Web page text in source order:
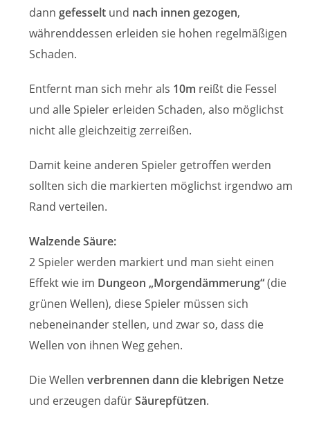
dann gefesselt und nach innen gezogen,
währenddessen erleiden sie hohen regelmäßigen
Schaden.
Entfernt man sich mehr als 10m reißt die Fessel
und alle Spieler erleiden Schaden, also möglichst
nicht alle gleichzeitig zerreißen.
Damit keine anderen Spieler getroffen werden
sollten sich die markierten möglichst irgendwo am
Rand verteilen.
Walzende Säure:
2 Spieler werden markiert und man sieht einen
Effekt wie im Dungeon „Morgendämmerung“(die
grünen Wellen), diese Spieler müssen sich
nebeneinander stellen, und zwar so, dass die
Wellen von ihnen Weg gehen.
Die Wellenverbrennen dann die klebrigen Netze
und erzeugen dafürSäurepfützen.